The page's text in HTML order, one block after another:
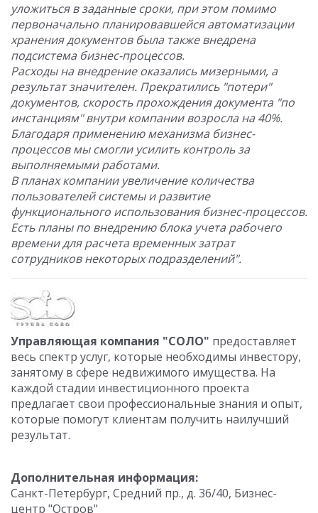
уложиться в заданные сроки, при этом помимо
первоначально планировавшейся автоматизации
хранения документов была также внедрена
подсистема бизнес-процессов.
Расходы на внедрение оказались мизерными, а
результат значителен. Прекратились "потери"
документов, скорость прохождения документа "по
инстанциям" внутри компании возросла на 40%.
Благодаря применению механизма бизнес-
процессов мы смогли усилить контроль за
выполняемыми работами.
В планах компании увеличение количества
пользователей системы и развитие
функционального использования бизнес-процессов.
Есть планы по внедрению блока учета рабочего
времени для расчета временных затрат
сотрудников некоторых подразделений".
Управляющая компания "СОЛО" предоставляет
весь спектр услуг, которые необходимы инвестору,
занятому в сфере недвижимого имущества. На
каждой стадии инвестиционного проекта
предлагает свои профессиональные знания и опыт,
которые помогут клиентам получить наилучший
результат.
Дополнительная информация:
Санкт-Петербург, Средний пр., д. 36/40, Бизнес-
центр "Остров"